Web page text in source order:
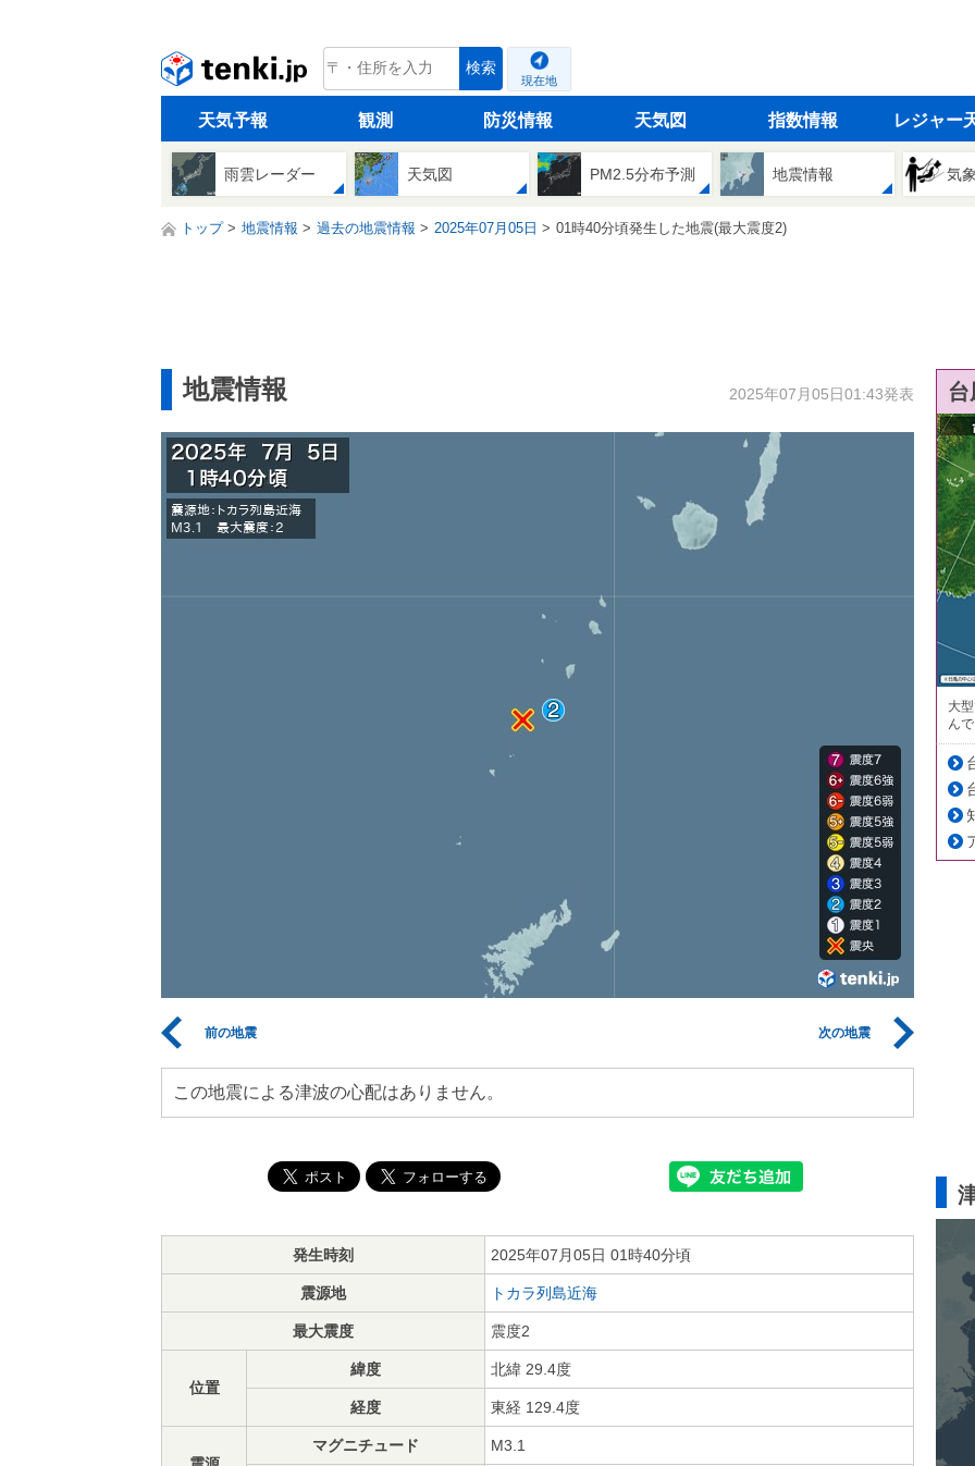
tenki.jp 検索
現在地
天気予報 観測 防災情報 天気図 指数情報 レジャー
雨雲レーダー 天気図 PM2.5分布予測 地震情報 気
トップ 地震情報 過去の地震情報 2025年07月05日 01時40分頃発生した地震(最大震度2)
地震情報 2025年07月05日01:43発表
前の地震 次の地震
この地震による津波の心配はありません。
発生時刻 2025年07月05日 01時40分頃
震源地 トカラ列島近海
最大震度 震度2
位置
緯度 北緯 29.4度
経度 東経 129.4度
マグニチュード M3.1
大
ん